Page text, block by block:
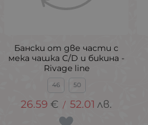
Бански от две части с
мека чашка C/D и бикина -
Rivage line
46 50
26.59 € / 52.01 лв.